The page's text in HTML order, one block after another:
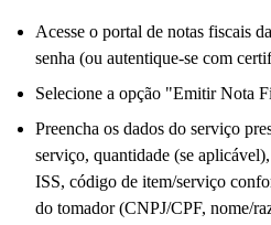
Acesse o portal de notas fiscais
senha (ou autentique-se com
Selecione a opção "Emitir Nota
Preencha os dados do serviço
serviço, quantidade (se
ISS, código de item/serviço
do tomador (CNPJ/CPF, nome/